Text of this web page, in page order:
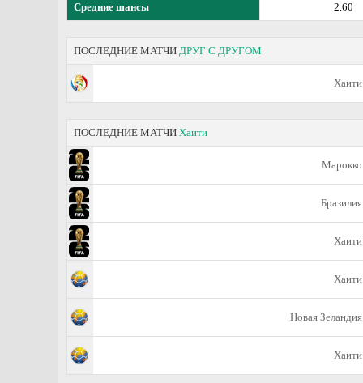
Средние шансы 2.60
ПОСЛЕДНИЕ МАТЧИ ДРУГ С ДРУГОМ
Хаити
ПОСЛЕДНИЕ МАТЧИ Хаити
Марокко
Бразилия
Хаити
Хаити
Новая Зеландия
Хаити